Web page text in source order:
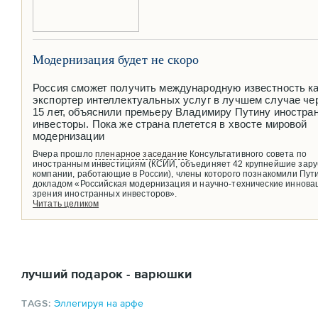
Модернизация будет не скоро
Россия сможет получить международную известность
экспортер интеллектуальных услуг в лучшем случае
15 лет, объяснили премьеру Владимиру Путину
инвесторы. Пока же страна плетется в хвосте мировой
модернизации
Вчера прошло пленарное заседание Консультативного совета по
иностранным инвестициям (КСИИ, объединяет 42 крупнейшие
компании, работающие в России), члены которого познакомили
докладом «Российская модернизация и научно-технические
зрения иностранных инвесторов».
Читать целиком
лучший подарок - варюшки
TAGS:Эллегируя на арфе